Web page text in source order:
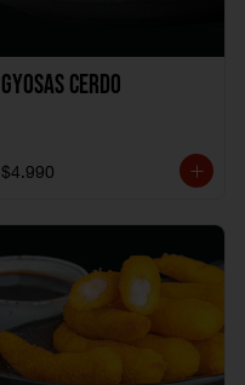
Gyosas Cerdo
$4.990